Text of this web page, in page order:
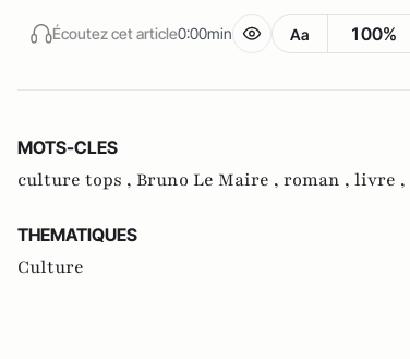
Écoutez cet article0:00min Aa 100%
MOTS-CLES
culture tops , Bruno Le Maire , roman , livre ,
THEMATIQUES
Culture